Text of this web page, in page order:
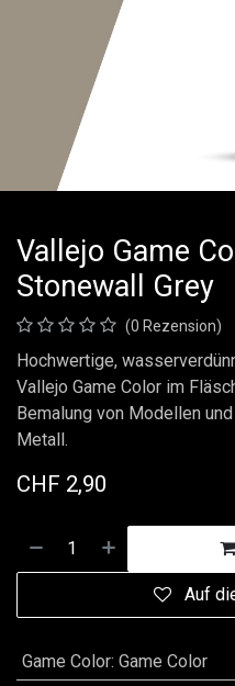
Vallejo Game
Stonewall Grey
(0 Rezension)
Hochwertige,
Vallejo Game Color im
Bemalung von Modellen
Metall.
CHF 2,90
Auf
Game Color: Game Color